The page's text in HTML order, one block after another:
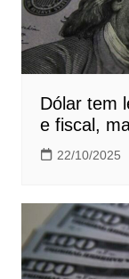
Dólar tem
e fiscal,
22/10/2025